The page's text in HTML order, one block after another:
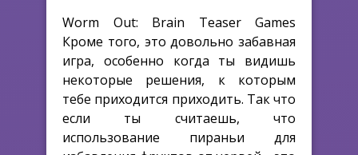
Worm Out: Brain Teaser Games
Кроме того, это довольно забавная
игра, особенно когда ты видишь
некоторые решения, к которым
тебе приходится приходить. Так что
если ты считаешь, что
использование пираньи для